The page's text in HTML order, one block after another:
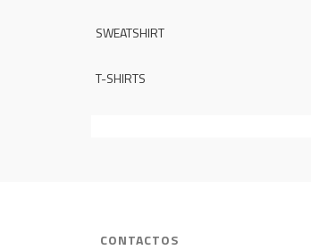
SWEATSHIRT
T-SHIRTS
CONTACTOS